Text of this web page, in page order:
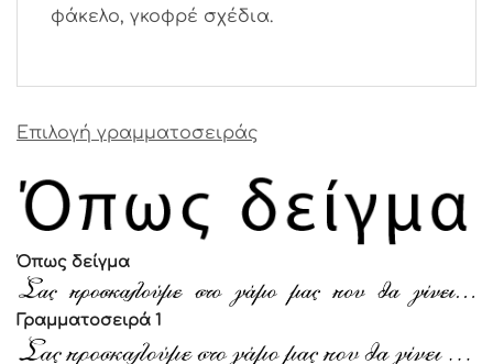
φάκελο, γκοφρέ σχέδια.
Επιλογή γραμματοσειράς
Όπως δείγμα
Γραμματοσειρά 1